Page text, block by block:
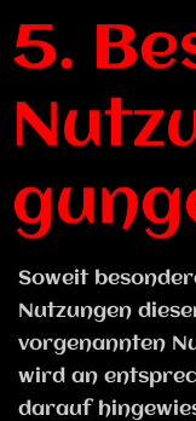
5.
Soweit
Nutzungen
vorgenannten
wird an
darauf